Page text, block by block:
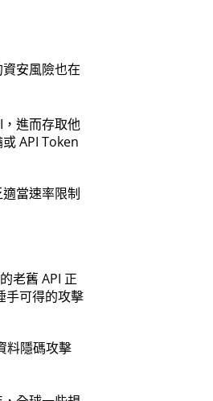
安風險也在
進而存取他
API Token
當速率限制
老舊 API 正
手可得的攻擊
料隱碼攻擊